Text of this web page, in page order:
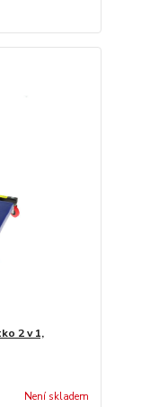
2 v 1,
Není skladem